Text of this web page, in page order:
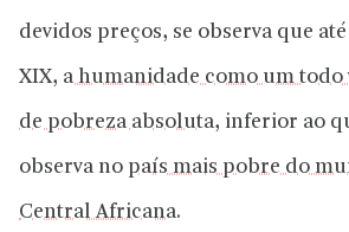
devidos preços, se observa que
XIX, a humanidade como um todo
de pobreza absoluta, inferior ao
observa no país mais pobre do
Central Africana.